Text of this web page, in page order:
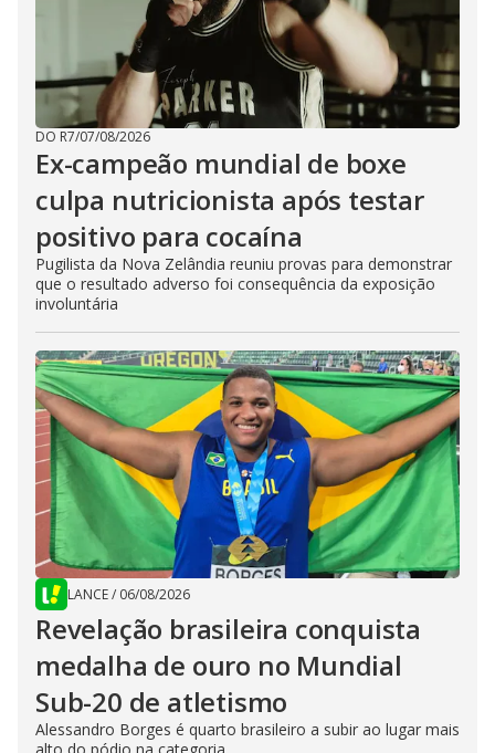
DO R7/07/08/2026
Ex-campeão mundial de boxe
culpa nutricionista após testar
positivo para cocaína
Pugilista da Nova Zelândia reuniu provas para demonstrar
que o resultado adverso foi consequência da exposição
involuntária
LANCE/ 06/08/2026
Revelação brasileira conquista
medalha de ouro no Mundial
Sub-20 de atletismo
Alessandro Borges é quarto brasileiro a subir ao lugar mais